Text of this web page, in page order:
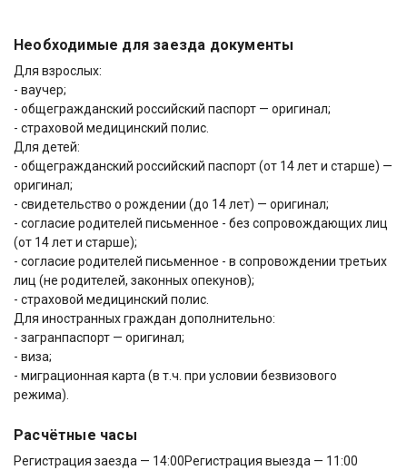
Необходимые для заезда документы
Для взрослых:
- ваучер;
- общегражданский российский паспорт — оригинал;
- страховой медицинский полис.
Для детей:
- общегражданский российский паспорт (от 14 лет и старше) —
оригинал;
- свидетельство о рождении (до 14 лет) — оригинал;
- согласие родителей письменное - без сопровождающих лиц
(от 14 лет и старше);
- согласие родителей письменное - в сопровождении третьих
лиц (не родителей, законных опекунов);
- страховой медицинский полис.
Для иностранных граждан дополнительно:
- загранпаспорт — оригинал;
- виза;
- миграционная карта (в т.ч. при условии безвизового
режима).
Расчётные часы
Регистрация заезда — 14:00Регистрация выезда — 11:00